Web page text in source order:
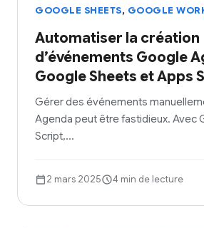
GOOGLE SHEETS, GOOGLE
Automatiser la création
d’événements Google
Google Sheets et Apps
Gérer des événements
Agenda peut être fastidieux. Avec
Script,…
2 mars 2025 4 min de lecture